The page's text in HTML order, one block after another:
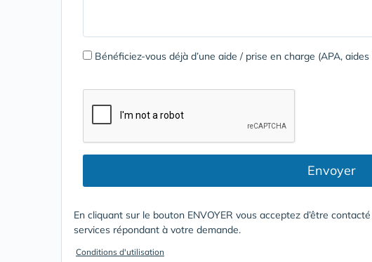
Bénéficiez-vous déjà d’une aide / prise en charge (APA,
Envoyer
En cliquant sur le bouton ENVOYER vous acceptez d’être
services répondant à votre demande.
Conditions d'utilisation